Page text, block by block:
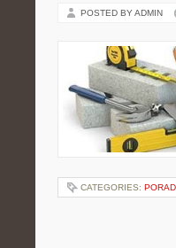
POSTED BY ADMIN
CATEGORIES: